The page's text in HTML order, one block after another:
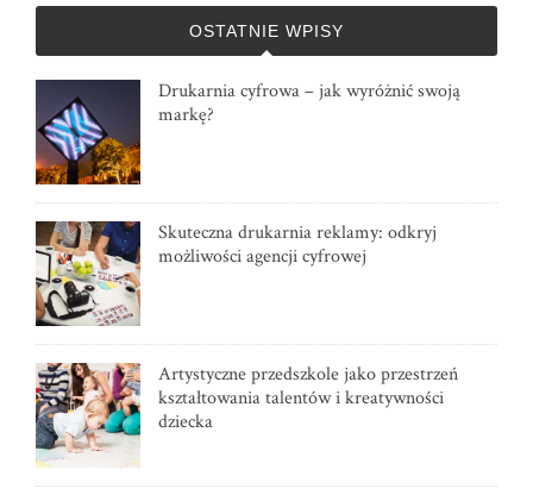
OSTATNIE WPISY
Drukarnia cyfrowa – jak wyróżnić swoją
markę?
Skuteczna drukarnia reklamy: odkryj
możliwości agencji cyfrowej
Artystyczne przedszkole jako przestrzeń
kształtowania talentów i kreatywności
dziecka